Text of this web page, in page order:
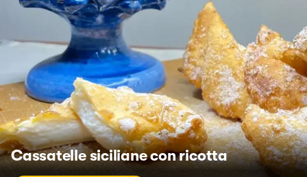
Cassatelle siciliane con ricotta